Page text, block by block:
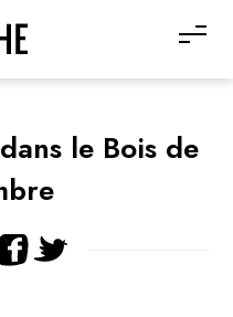
le Bois de